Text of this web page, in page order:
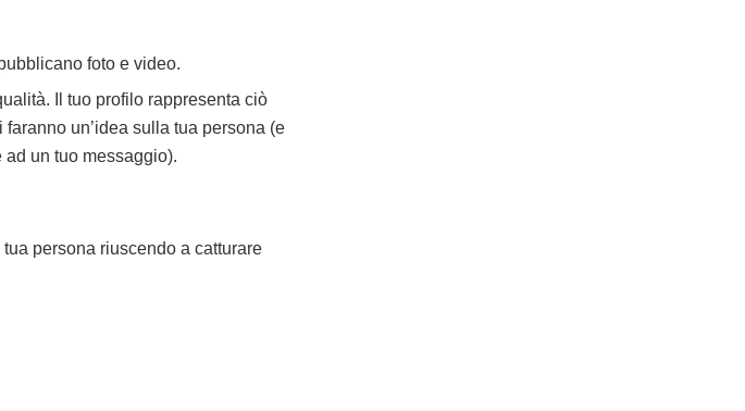
foto e video.
Il tuo profilo rappresenta ciò
un’idea sulla tua persona (e
un tuo messaggio).
persona riuscendo a catturare